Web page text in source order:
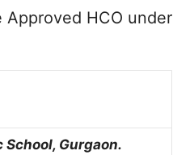
Approved HCO under
School, Gurgaon.